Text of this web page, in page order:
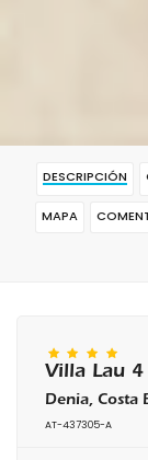
DESCRIPCIÓN
MAPA
Villa Lau
Denia, Costa
AT-437305-A